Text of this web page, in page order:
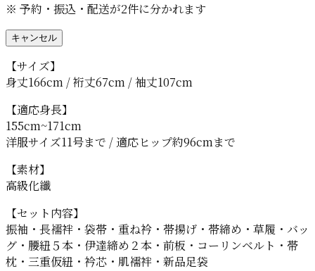
※ 予約・振込・配送が2件に分かれます
キャンセル
【サイズ】
身丈166cm / 裄丈67cm / 袖丈107cm
【適応身長】
155cm~171cm
洋服サイズ11号まで / 適応ヒップ約96cmまで
【素材】
高級化纖
【セット内容】
振袖・長襦袢・袋帯・重ね衿・帯揚げ・帯締め・草履・バッ
グ・腰紐５本・伊達締め２本・前板・コーリンベルト・帯
枕・三重仮紐・衿芯・肌襦袢・新品足袋